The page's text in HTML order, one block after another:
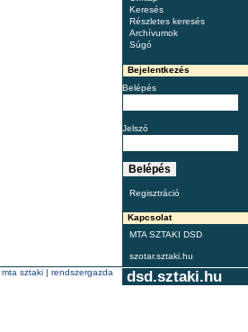
Keresés
Részletes keresés
Archívumok
Súgó
Bejelentkezés
Belépés
Jelszó
Regisztráció
Kapcsolat
MTA SZTAKI DSD
szotar.sztaki.hu
dsd.sztaki.hu
mta sztaki | rendszergazda